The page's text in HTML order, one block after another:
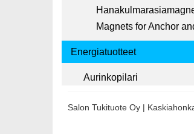
Magnets for Anchor
Energiatuotteet
Aurinkopilari
Salon Tukituote Oy |